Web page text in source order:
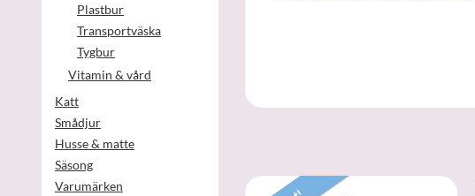
Plastbur
Transportväska
Tygbur
Vitamin & vård
Katt
Smådjur
Husse & matte
Säsong
Varumärken